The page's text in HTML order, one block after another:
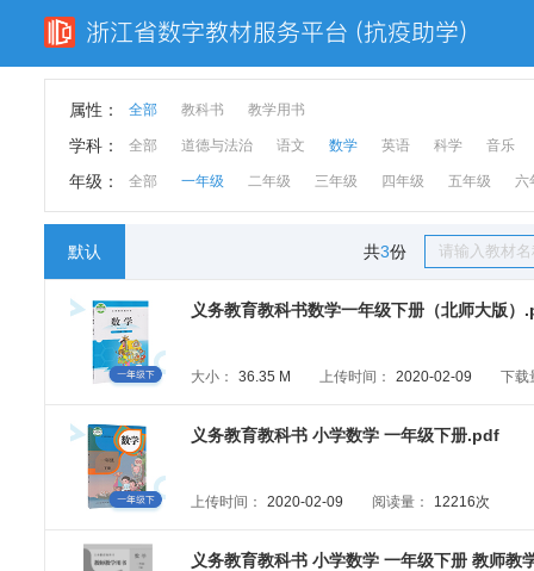
属性： 全部 教科书 教学用书
学科： 全部 道德与法治 语文 数学 英语 科学 音乐
年级： 全部 一年级 二年级 三年级 四年级 五年级 六
默认 共3份
义务教育教科书数学一年级下册（北师大版）
大小： 36.35 M 上传时间： 2020-02-09 下载
义务教育教科书 小学数学 一年级下册.pdf
上传时间： 2020-02-09 阅读量： 12216次
义务教育教科书 小学数学 一年级下册 教师教